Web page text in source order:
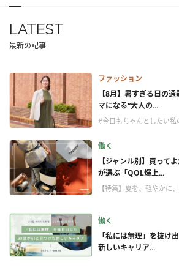
LATEST
最新の記事
ファッション
【8月】暑すぎる日の
マになる“大人の...
#今日もちゃんとしたい私
働く
【ジャンル別】買っ
が選ぶ「QOL爆上...
【特集】夏を、軽やかに
働く
「私には無理」を抜け
新しいキャリア...